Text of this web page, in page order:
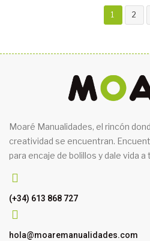
1 2
Moaré Manualidades, el rincón
creatividad se encuentran.
para encaje de bolillos y dale vida
(+34) 613 868 727
hola@moaremanualidades.com